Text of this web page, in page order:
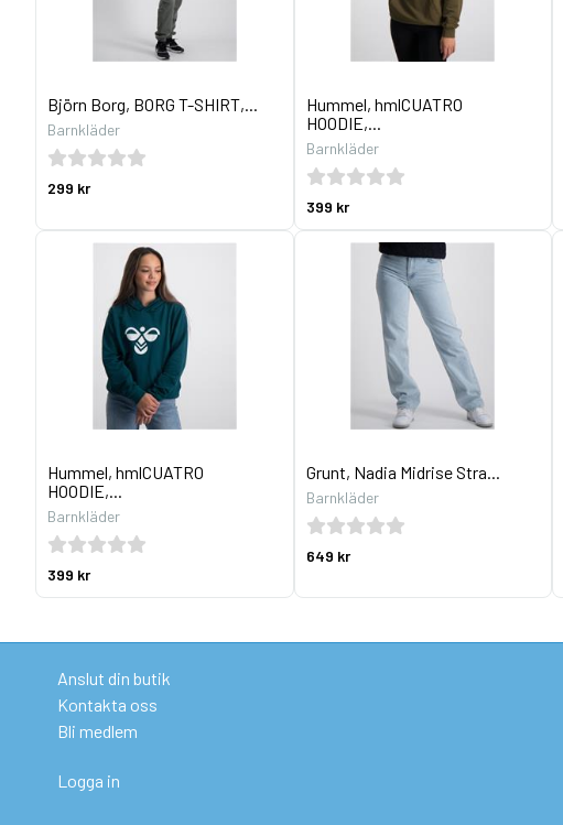
Björn Borg, BORG T-SHIRT,...
Barnkläder
299 kr
Hummel, hmlCUATRO
HOODIE,...
Barnkläder
399 kr
Hummel, hmlCUATRO
HOODIE,...
Barnkläder
399 kr
Grunt, Nadia Midrise Stra...
Barnkläder
649 kr
Anslut din butik
Kontakta oss
Bli medlem
Logga in